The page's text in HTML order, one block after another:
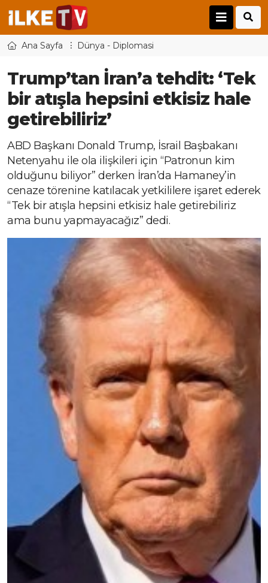
Ana Sayfa Dünya - Diplomasi
Trump’tan İran’a tehdit: ‘Tek
bir atışla hepsini etkisiz hale
getirebiliriz’
ABD Başkanı Donald Trump, İsrail Başbakanı
Netenyahu ile ola ilişkileri için “Patronun kim
olduğunu biliyor” derken İran’da Hamaney’in
cenaze törenine katılacak yetkililere işaret ederek
“Tek bir atışla hepsini etkisiz hale getirebiliriz
ama bunu yapmayacağız” dedi.